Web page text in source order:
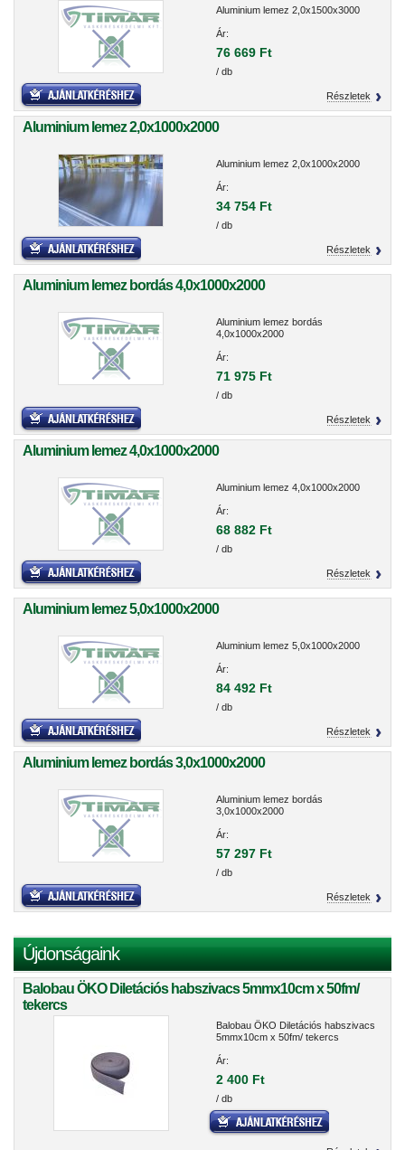
Aluminium lemez 2,0x1500x3000
Ár:
76 669 Ft
/ db
Részletek
Aluminium lemez 2,0x1000x2000
Aluminium lemez 2,0x1000x2000
Ár:
34 754 Ft
/ db
Részletek
Aluminium lemez bordás 4,0x1000x2000
Aluminium lemez bordás
4,0x1000x2000
Ár:
71 975 Ft
/ db
Részletek
Aluminium lemez 4,0x1000x2000
Aluminium lemez 4,0x1000x2000
Ár:
68 882 Ft
/ db
Részletek
Aluminium lemez 5,0x1000x2000
Aluminium lemez 5,0x1000x2000
Ár:
84 492 Ft
/ db
Részletek
Aluminium lemez bordás 3,0x1000x2000
Aluminium lemez bordás
3,0x1000x2000
Ár:
57 297 Ft
/ db
Részletek
Újdonságaink
Balobau ÖKO Diletációs habszivacs 5mmx10cm x 50fm/
tekercs
Balobau ÖKO Diletációs habszivacs
5mmx10cm x 50fm/ tekercs
Ár:
2 400 Ft
/ db